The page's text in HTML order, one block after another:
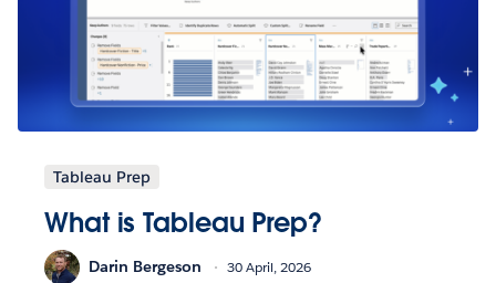
Tableau Prep
What is Tableau Prep?
Darin Bergeson 30 April, 2026